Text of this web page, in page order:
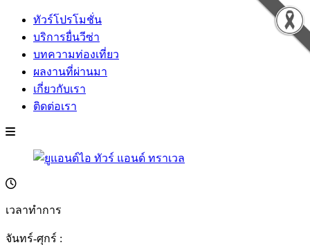
ทัวร์โปรโมชั่น
บริการยื่นวีซ่า
บทความท่องเที่ยว
ผลงานที่ผ่านมา
เกี่ยวกับเรา
ติดต่อเรา
เวลาทำการ
จันทร์-ศุกร์ :